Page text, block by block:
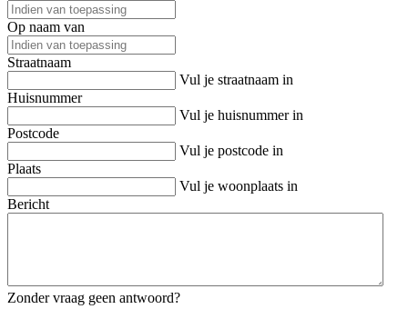
Op naam van
Straatnaam
Vul je straatnaam in
Huisnummer
Vul je huisnummer in
Postcode
Vul je postcode in
Plaats
Vul je woonplaats in
Bericht
Zonder vraag geen antwoord?